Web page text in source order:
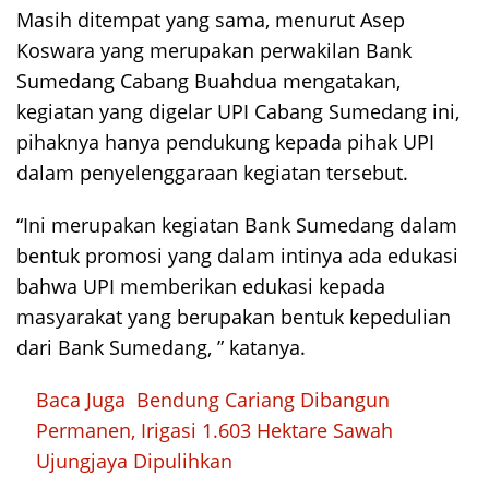
Masih ditempat yang sama, menurut Asep
Koswara yang merupakan perwakilan Bank
Sumedang Cabang Buahdua mengatakan,
kegiatan yang digelar UPI Cabang Sumedang ini,
pihaknya hanya pendukung kepada pihak UPI
dalam penyelenggaraan kegiatan tersebut.
“Ini merupakan kegiatan Bank Sumedang dalam
bentuk promosi yang dalam intinya ada edukasi
bahwa UPI memberikan edukasi kepada
masyarakat yang berupakan bentuk kepedulian
dari Bank Sumedang, ” katanya.
Baca Juga Bendung Cariang Dibangun
Permanen, Irigasi 1.603 Hektare Sawah
Ujungjaya Dipulihkan